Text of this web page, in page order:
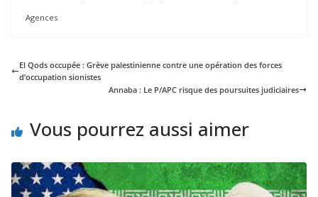
Agences
El Qods occupée : Grève palestinienne contre une opération des forces
d’occupation sionistes
Annaba : Le P/APC risque des poursuites judiciaires
Vous pourrez aussi aimer